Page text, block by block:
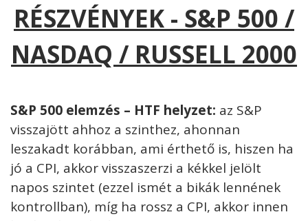
RÉSZVÉNYEK - S&P 500 /
NASDAQ / RUSSELL 2000
S&P 500 elemzés – HTF helyzet: az S&P
visszajött ahhoz a szinthez, ahonnan
leszakadt korábban, ami érthető is, hiszen ha
jó a CPI, akkor visszaszerzi a kékkel jelölt
napos szintet (ezzel ismét a bikák lennének
kontrollban), míg ha rossz a CPI, akkor innen